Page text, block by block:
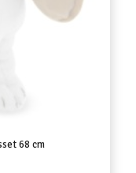
68 cm